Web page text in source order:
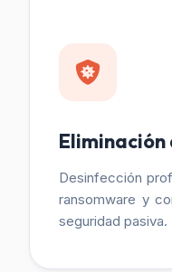
Eliminación
Desinfección
ransomware y
seguridad pasiva.